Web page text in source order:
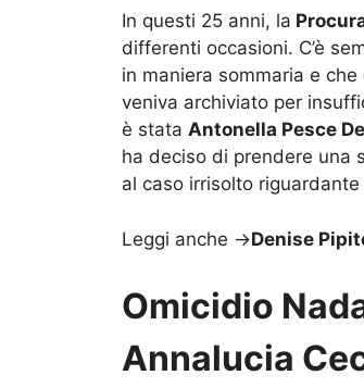
In questi 25 anni, la
differenti occasioni. C’è
in maniera sommaria e
veniva archiviato per
è stata Antonella Pesce
ha deciso di prendere una
al caso irrisolto
Leggi anche ->Denise
Omicidio
Annalucia